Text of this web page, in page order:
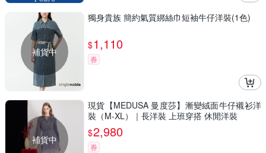
補貨中
獨身貴族 簡約氣質綁絲巾短袖牛仔洋裝(1色)
$1,110
券
補貨中
現貨【MEDUSA 曼度莎】漸變絨面牛仔襯衫洋
裝（M-XL）｜長洋裝 上班穿搭 休閒洋裝
$2,980
券